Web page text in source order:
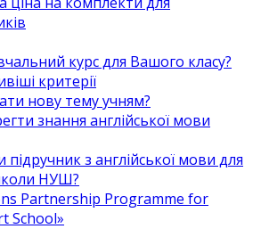
курс для Вашого класу?
критерії
нову тему учням?
знання англійської мови
з англійської мови для
НУШ?
Partnership Programme for
School»